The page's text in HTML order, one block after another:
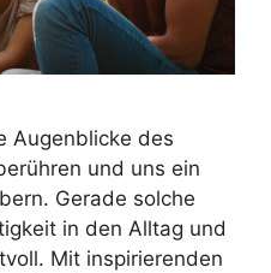
Augenblicke des
und uns ein
Gerade solche
in den Alltag und
Mit inspirierenden